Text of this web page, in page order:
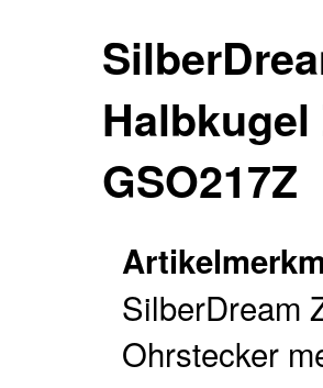
GSO217Z
SilberDream
Ohrstecker